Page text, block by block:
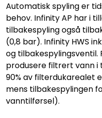
Automatisk spyling er
behov. Infinity AP har i
tilbakespyling også
(0,8 bar). Infinity HWS
og
produsere filtrert vann
90% av filterdukarealet
mens tilbakespylingen
vanntilførsel).